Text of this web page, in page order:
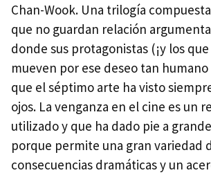
Chan-Wook. Una trilogía
que no guardan relación
donde sus protagonistas (¡y los
mueven por ese deseo tan
que el séptimo arte ha visto
ojos. La venganza en el cine es un
utilizado y que ha dado pie a
porque permite una gran variedad
consecuencias dramáticas y un